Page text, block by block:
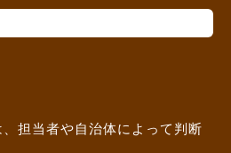
担当者や自治体によって判断